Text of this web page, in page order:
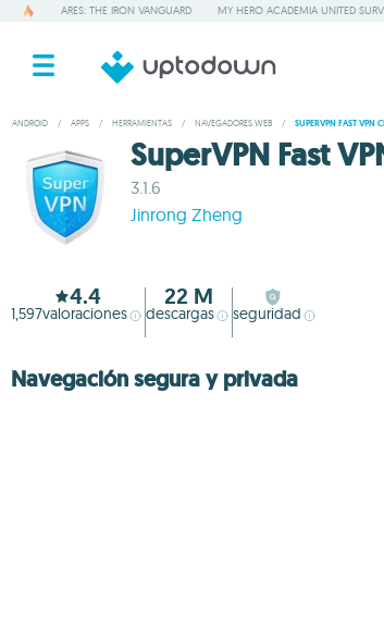
ARES: THE IRON VANGUARD MY HERO ACADEMIA UNITED
ANDROID / APPS / HERRAMIENTAS / NAVEGADORES WEB / SUPERVPN FAST VPN
SuperVPN Fast
3.1.6
Jinrong Zheng
4.4
1,597valoraciones
22 M
descargas seguridad
Navegación segura y privada